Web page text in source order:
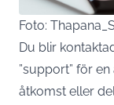
Foto:
Du blir
”support” för
åtkomst eller